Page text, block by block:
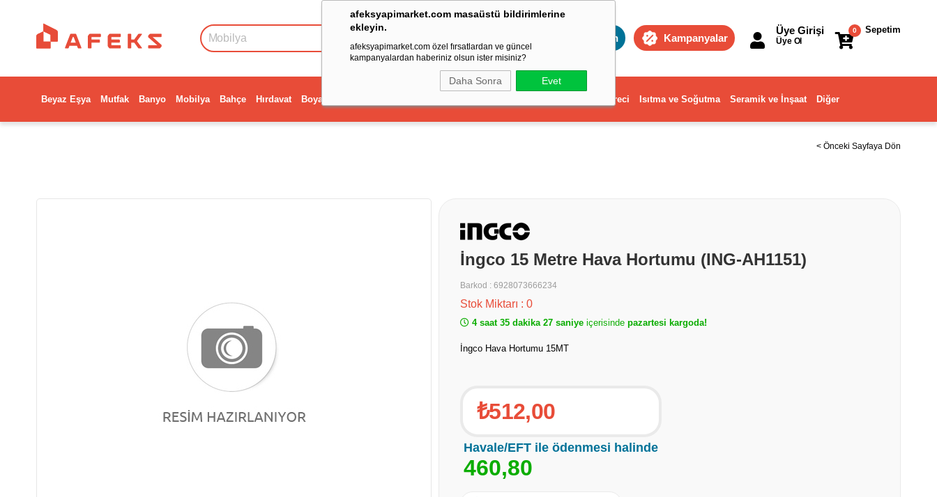
afeksyapimarket.com masaüstü bildirimlerine
ekleyin.
afeksyapimarket.com özel fırsatlardan ve güncel
kampanyalardan haberiniz olsun ister misiniz?
Daha Sonra Evet
Toptan Kampanyalar
Sepetim
0
Üye Girişi
Üye Ol
Beyaz Eşya Mutfak Banyo Mobilya Bahçe Hırdavat Boya Dekorasyon ve Ev Gereci Isıtma ve Soğutma Seramik ve İnşaat Diğer
< Önceki Sayfaya Dön
İngco 15 Metre Hava Hortumu (ING-AH1151)
Barkod : 6928073666234
Stok Miktarı : 0
4 saat 35 dakika 27 saniye içerisinde pazartesi kargoda!
İngco Hava Hortumu 15MT
₺512,00
Havale/EFT ile ödenmesi halinde
460,80